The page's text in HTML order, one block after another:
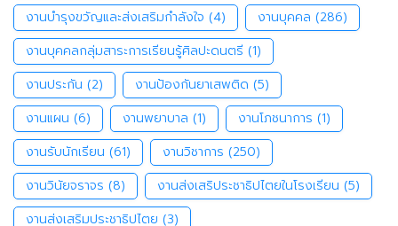
งานบำรุงขวัญและส่งเสริมกำลังใจ (4) งานบุคคล (286)
งานบุคคลกลุ่มสาระการเรียนรู้ศิลปะดนตรี (1)
งานประกัน (2) งานป้องกันยาเสพติด (5)
งานแผน (6) งานพยาบาล (1) งานโภชนาการ (1)
งานรับนักเรียน (61) งานวิชาการ (250)
งานวินัยจราจร (8) งานส่งเสริประชาธิปไตยในโรงเรียน (5)
งานส่งเสริมประชาธิปไตย (3)